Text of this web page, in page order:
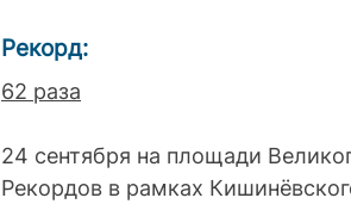
Рекорд:
62 раза
24 сентября на площади
Рекордов в рамках